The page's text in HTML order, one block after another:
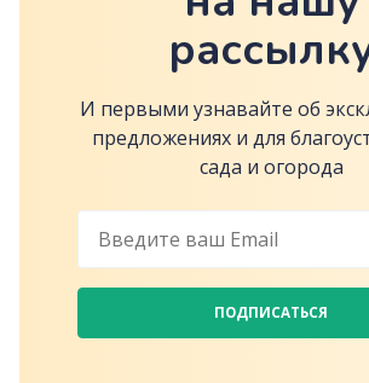
И первыми узнавайте об
предложениях и для
сада и огорода
ПОДПИСАТЬСЯ